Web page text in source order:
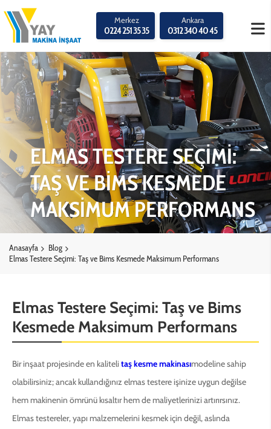
Merkez
0224 251 35 35
Ankara
0312 340 40 45
ELMAS TESTERE SEÇİMİ:
TAŞ VE BİMS KESMEDE
MAKSİMUM PERFORMANS
Anasayfa
Blog
Elmas Testere Seçimi: Taş ve Bims Kesmede Maksimum Performans
Elmas Testere Seçimi: Taş ve Bims
Kesmede Maksimum Performans
Bir inşaat projesinde en kaliteli taş kesme makinasımodeline sahip
olabilirsiniz; ancak kullandığınız elmas testere işinize uygun değilse
hem makinenin ömrünü kısaltır hem de maliyetlerinizi artırırsınız.
Elmas testereler, yapı malzemelerini kesmek için değil, aslında